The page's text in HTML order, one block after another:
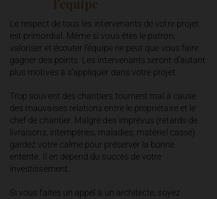
l’équipe
Le respect de tous les intervenants de votre projet
est primordial. Même si vous êtes le patron,
valoriser et écouter l’équipe ne peut que vous faire
gagner des points. Les intervenants seront d’autant
plus motivés à s’appliquer dans votre projet.
Trop souvent des chantiers tournent mal à cause
des mauvaises relations entre le propriétaire et le
chef de chantier. Malgré des imprévus (retards de
livraisons, intempéries, maladies, matériel cassé)
gardez votre calme pour préserver la bonne
entente. Il en dépend du succès de votre
investissement.
Si vous faites un appel à un architecte, soyez